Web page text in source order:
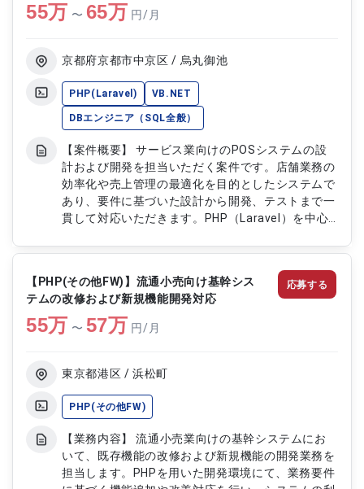
55万 〜 65万 円/月
京都府京都市中京区 / 烏丸御池
PHP(Laravel) VB.NET
DBエンジニア（SQL全般）
【案件概要】 サービス業向けのPOSシステムの設
計および開発を担当いただく案件です。店舗業務の
効率化や売上管理の最適化を目的としたシステムで
あり、要件に基づいた設計から開発、テストまで一
貫して対応いただきます。PHP（Laravel）を中心
ステムの改修や機能追加を通じて、安定したシステ
ム運用と機能拡張に貢献いただくポジションです。
基本はリモート対応となりますが、必要に応じて出
社対応が発生する場合があります。 【作業内容】
・サービス業向けPOSシステムの設計および開発対
応 ・PHP（Laravel）を用いたWebアプリケーショ
能の開発および保守対応 ・SQLおよびPostgreSQL
・POSシステムにおける売上管理・在庫管理等の機
能開発 ・単体テストおよび結合テストの実施と不
具合対応 ・既存システムの解析および機能改善対
応
【PHP(その他FW)】流通小売向け基幹シス
テムの改修および新規機能開発対応
55万 〜 57万 円/月
東京都港区 / 浜松町
PHP(その他FW)
【業務内容】 流通小売業向けの基幹システムにお
いて、既存機能の改修および新規機能の開発業務を
担当します。PHPを用いた開発環境にて、業務要件
応募する